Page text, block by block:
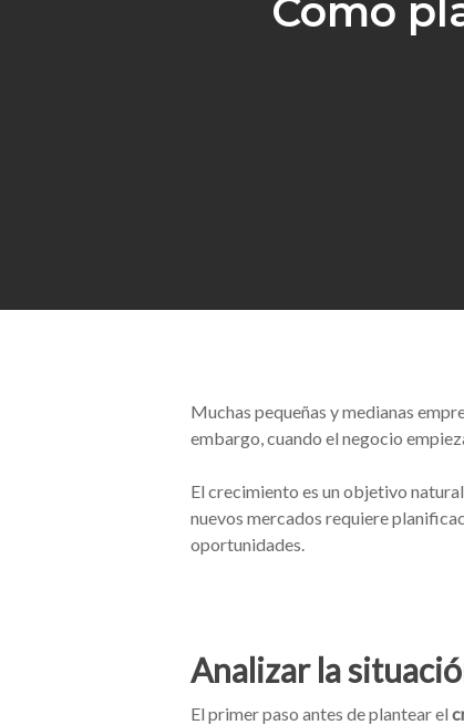
Hit enter to search or ESC to close
Cómo
Muchas pequeñas y medianas
embargo, cuando el negocio
El crecimiento es un objetivo
nuevos mercados requiere
oportunidades.
Analizar la
El primer paso antes de plantear el